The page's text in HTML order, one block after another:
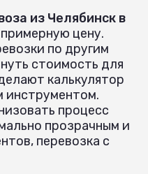
из Челябинск в
цену.
по другим
стоимость для
калькулятор
инструментом.
процесс
прозрачным и
перевозка с